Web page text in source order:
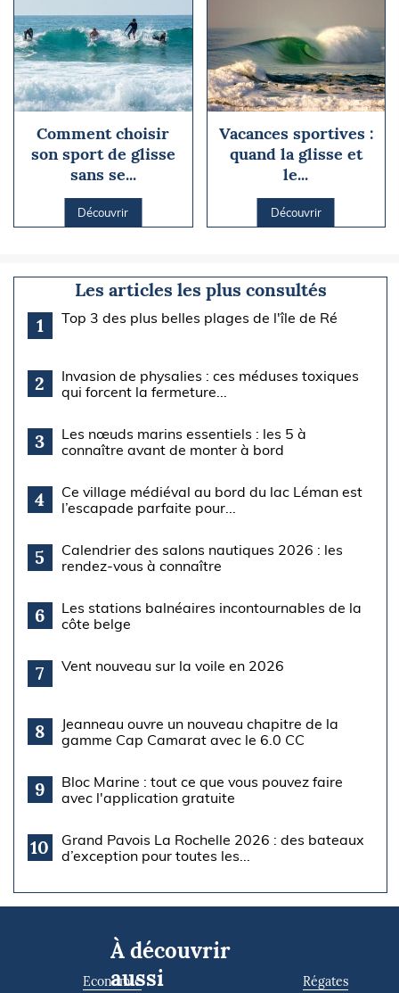
Comment choisir
son sport de glisse
sans se...
Découvrir
Vacances sportives :
quand la glisse et
le...
Découvrir
Les articles les plus consultés
1
Top 3 des plus belles plages de l'île de Ré
2
Invasion de physalies : ces méduses toxiques
qui forcent la fermeture...
3
Les nœuds marins essentiels : les 5 à
connaître avant de monter à bord
4
Ce village médiéval au bord du lac Léman est
l’escapade parfaite pour...
5
Calendrier des salons nautiques 2026 : les
rendez-vous à connaître
6
Les stations balnéaires incontournables de la
côte belge
7 Vent nouveau sur la voile en 2026
8
Jeanneau ouvre un nouveau chapitre de la
gamme Cap Camarat avec le 6.0 CC
9
Bloc Marine : tout ce que vous pouvez faire
avec l'application gratuite
10
Grand Pavois La Rochelle 2026 : des bateaux
d’exception pour toutes les...
À découvrir
aussi
Economie Régates